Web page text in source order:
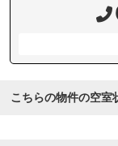
こちらの物件の空室